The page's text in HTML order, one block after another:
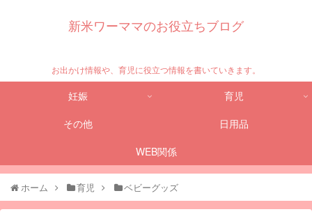
新米ワーママのお役立ちブログ
お出かけ情報や、育児に役立つ情報を書いていきます。
妊娠
育児
その他
日用品
WEB関係
ホーム 育児 ベビーグッズ